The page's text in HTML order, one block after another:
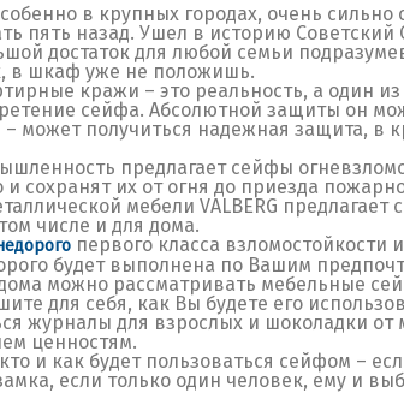
в крупных городах, очень сильно
пять назад. Ушел в историю
достаток для любой семьи
в шкаф уже не положишь.
кражи – это реальность, а один
сейфа. Абсолютной защиты он
может получиться надежная защита, в
предлагает сейфы
сохранят их от огня до приезда
мебели VALBERG
числе и для дома.
первого класса
будет выполнена по Вашим
можно рассматривать мебельные
для себя, как Вы будете его
журналы для взрослых и шоколадки
ценностям.
и как будет пользоваться сейфом –
если только один человек, ему и